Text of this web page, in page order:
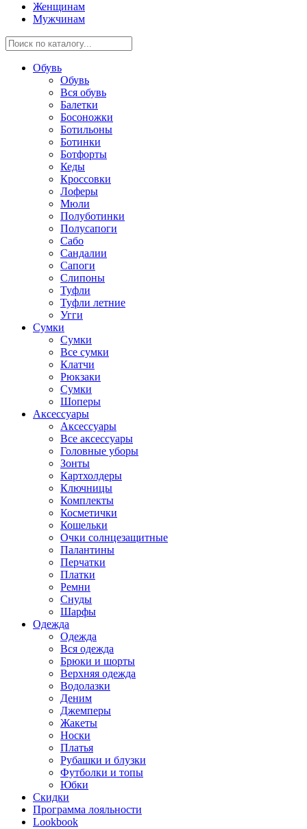
Женщинам
Мужчинам
Обувь
Обувь
Вся обувь
Балетки
Босоножки
Ботильоны
Ботинки
Ботфорты
Кеды
Кроссовки
Лоферы
Мюли
Полуботинки
Полусапоги
Сабо
Сандалии
Сапоги
Слипоны
Туфли
Туфли летние
Угги
Сумки
Сумки
Все сумки
Клатчи
Рюкзаки
Сумки
Шоперы
Аксессуары
Аксессуары
Все аксессуары
Головные уборы
Зонты
Картхолдеры
Ключницы
Комплекты
Косметички
Кошельки
Очки солнцезащитные
Палантины
Перчатки
Платки
Ремни
Снуды
Шарфы
Одежда
Одежда
Вся одежда
Брюки и шорты
Верхняя одежда
Водолазки
Деним
Джемперы
Жакеты
Носки
Платья
Рубашки и блузки
Футболки и топы
Юбки
Скидки
Программа лояльности
Lookbook